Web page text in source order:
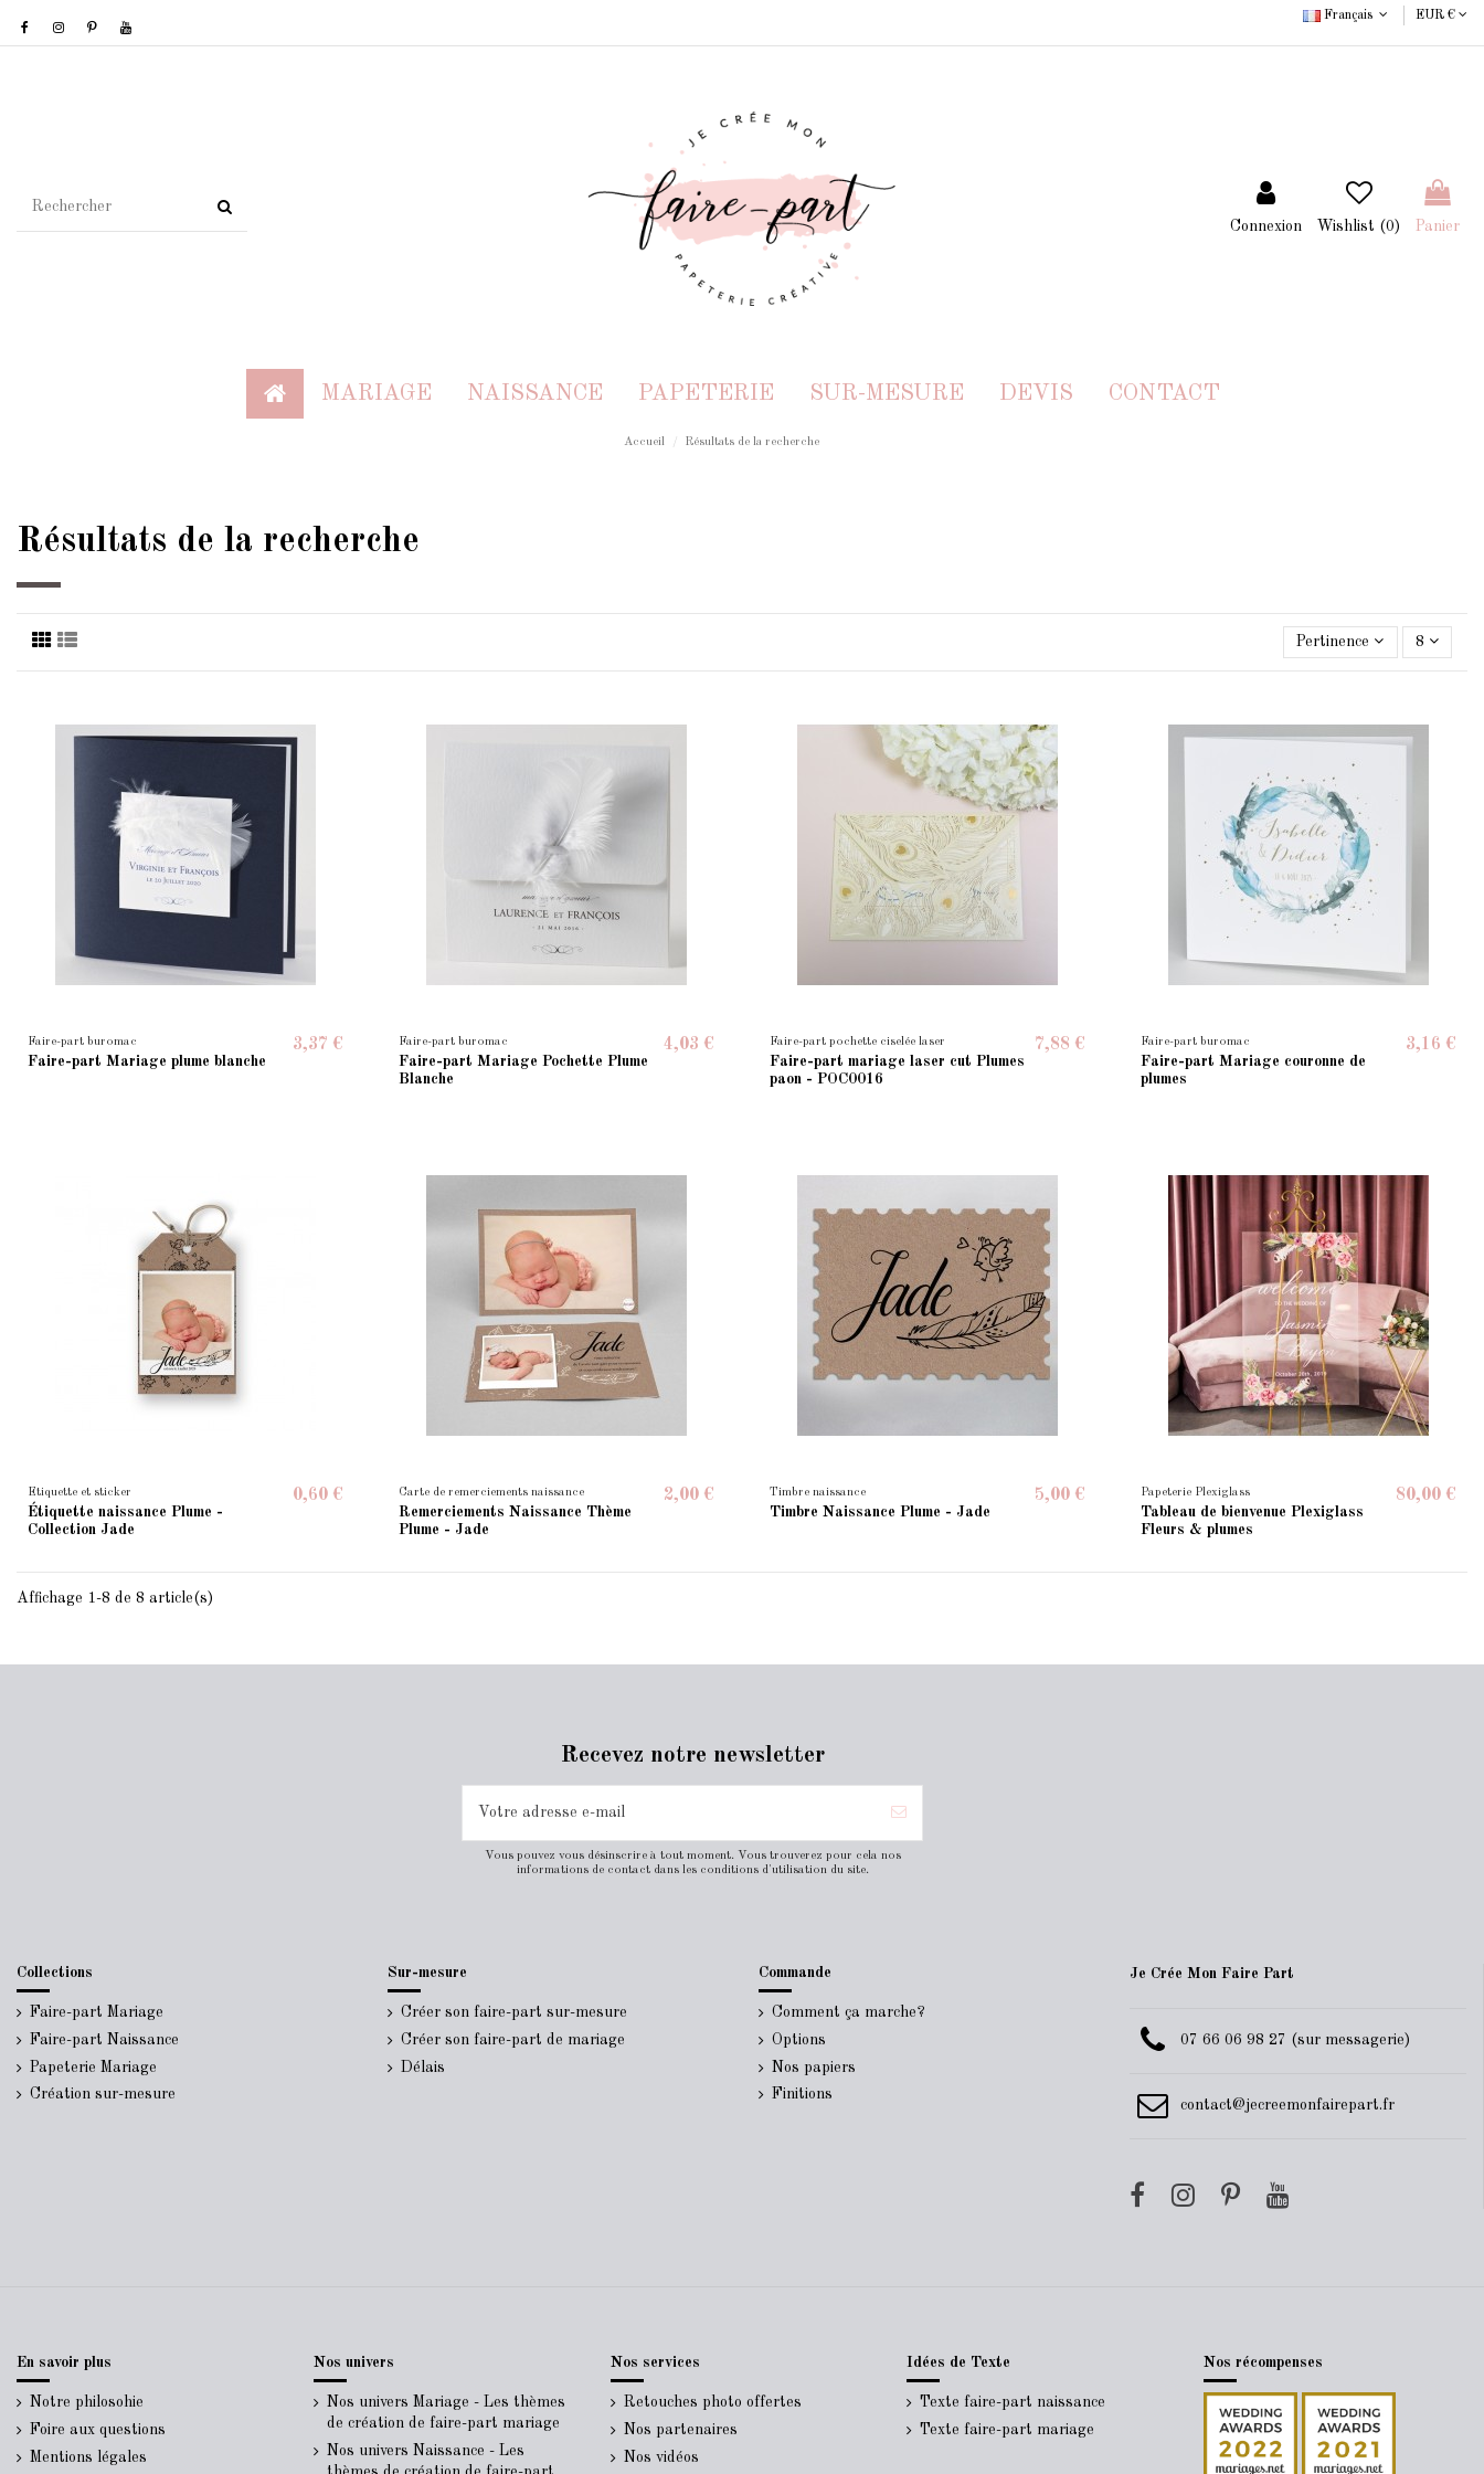
Français EUR €
Connexion Wishlist (0) Panier
MARIAGE NAISSANCE PAPETERIE SUR-MESURE DEVIS CONTACT
Accueil Résultats de la recherche
Résultats de la recherche
Pertinence 8
Faire-part buromac
Faire-part Mariage plume blanche
3,37 € Faire-part buromac
Faire-part Mariage Pochette Plume
Blanche
4,03 € Faire-part pochette ciselée laser
Faire-part mariage laser cut Plumes
paon - POC0016
7,88 € Faire-part buromac
Faire-part Mariage couronne de
plumes
3,16 €
Etiquette et sticker
Étiquette naissance Plume -
Collection Jade
0,60 € Carte de remerciements naissance
Remerciements Naissance Thème
Plume - Jade
2,00 € Timbre naissance
Timbre Naissance Plume - Jade
5,00 € Papeterie Plexiglass
Tableau de bienvenue Plexiglass
Fleurs & plumes
80,00 €
Affichage 1-8 de 8 article(s)
Recevez notre newsletter
Vous pouvez vous désinscrire à tout moment. Vous trouverez pour cela nos
informations de contact dans les conditions d'utilisation du site.
Collections
Faire-part Mariage
Faire-part Naissance
Papeterie Mariage
Création sur-mesure
Sur-mesure
Créer son faire-part sur-mesure
Créer son faire-part de mariage
Délais
Commande
Comment ça marche?
Options
Nos papiers
Finitions
Je Crée Mon Faire Part
07 66 06 98 27 (sur messagerie)
contact@jecreemonfairepart.fr
En savoir plus
Notre philosohie
Foire aux questions
Mentions légales
Nos univers
Nos univers Mariage - Les thèmes
de création de faire-part mariage
Nos univers Naissance - Les
Nos services
Retouches photo offertes
Nos partenaires
Nos vidéos
Idées de Texte
Texte faire-part naissance
Texte faire-part mariage
Nos récompenses